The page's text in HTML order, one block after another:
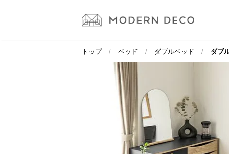
トップ ベッド ダブルベッド ダブ